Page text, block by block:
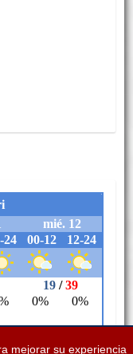
mejorar su experiencia